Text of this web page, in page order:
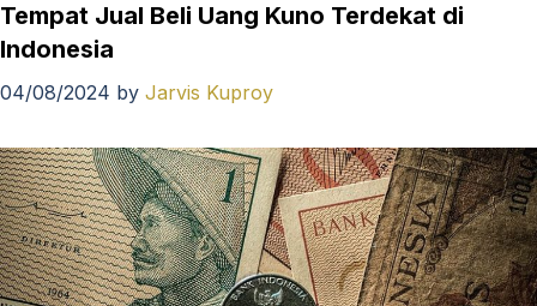
Tempat Jual Beli Uang Kuno Terdekat di
Indonesia
04/08/2024 by Jarvis Kuproy